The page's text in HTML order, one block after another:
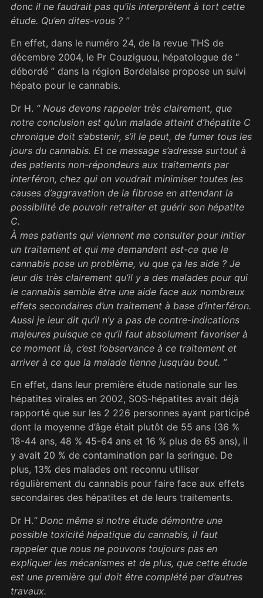
donc il ne faudrait pas qu’ils interprètent à tort cette
étude. Qu’en dites-vous ? ”
En effet, dans le numéro 24, de la revue THS de
décembre 2004, le Pr Couziguou, hépatologue de “
débordé ” dans la région Bordelaise propose un suivi
hépato pour le cannabis.
Dr H. “ Nous devons rappeler très clairement, que
notre conclusion est qu’un malade atteint d’hépatite C
chronique doit s’abstenir, s’il le peut, de fumer tous les
jours du cannabis. Et ce message s’adresse surtout à
des patients non-répondeurs aux traitements par
interféron, chez qui on voudrait minimiser toutes les
causes d’aggravation de la fibrose en attendant la
possibilité de pouvoir retraiter et guérir son hépatite
C.
À mes patients qui viennent me consulter pour initier
un traitement et qui me demandent est-ce que le
cannabis pose un problème, vu que ça les aide ? Je
leur dis très clairement qu’il y a des malades pour qui
le cannabis semble être une aide face aux nombreux
effets secondaires d’un traitement à base d’interféron.
Aussi je leur dit qu’il n’y a pas de contre-indications
majeures puisque ce qu’il faut absolument favoriser à
ce moment là, c’est l’observance à ce traitement et
arriver à ce que la malade tienne jusqu’au bout. ”
En effet, dans leur première étude nationale sur les
hépatites virales en 2002, SOS-hépatites avait déjà
rapporté que sur les 2 226 personnes ayant participé
dont la moyenne d’âge était plutôt de 55 ans (36 %
18-44 ans, 48 % 45-64 ans et 16 % plus de 65 ans), il
y avait 20 % de contamination par la seringue. De
plus, 13% des malades ont reconnu utiliser
régulièrement du cannabis pour faire face aux effets
secondaires des hépatites et de leurs traitements.
Dr H.“ Donc même si notre étude démontre une
possible toxicité hépatique du cannabis, il faut
rappeler que nous ne pouvons toujours pas en
expliquer les mécanismes et de plus, que cette étude
est une première qui doit être complété par d’autres
travaux.